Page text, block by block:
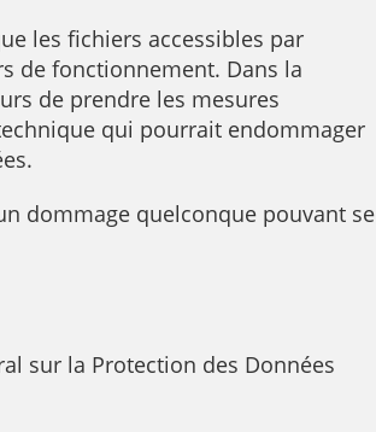
les fichiers accessibles par
de fonctionnement. Dans la
de prendre les mesures
qui pourrait endommager
dommage quelconque pouvant se
sur la Protection des Données